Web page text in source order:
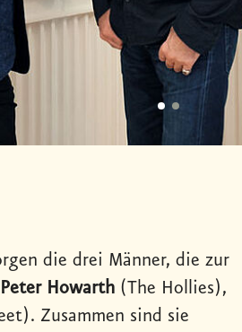
die drei Männer, die zur
Peter Howarth (The Hollies),
Zusammen sind sie